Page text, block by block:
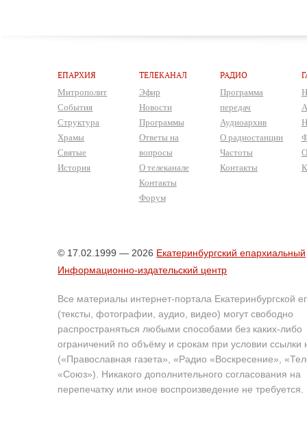
ЕПАРХИЯ
Митрополит
События
Структура
Храмы
Святые
История
ТЕЛЕКАНАЛ
Эфир
Новости
Программы
Ответы на
вопросы
О телеканале
Контакты
Форум
РАДИО
Программа
передач
Аудиоархив
О радиостанции
Частоты
Контакты
© 17.02.1999 — 2026 Екатеринбургский епархиальный
Информационно-издательский центр
Все материалы интернет-портала Екатеринбургской
(тексты, фотографии, аудио, видео) могут свободно
распространяться любыми способами без каких-либо
ограничений по объёму и срокам при условии ссылки
(«Православная газета», «Радио «Воскресение»,
«Союз»). Никакого дополнительного согласования на
перепечатку или иное воспроизведение не требуется.